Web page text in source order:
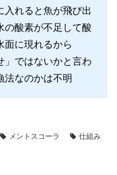
入れると魚が飛び出
の酸素が不足して酸
面に現れるから
」ではないかと言わ
法なのかは不明
メントスコーラ 仕組み